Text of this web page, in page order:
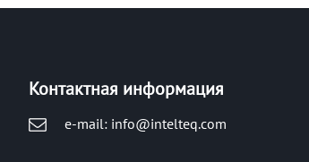
Контактная информация
e-mail: info@intelteq.com